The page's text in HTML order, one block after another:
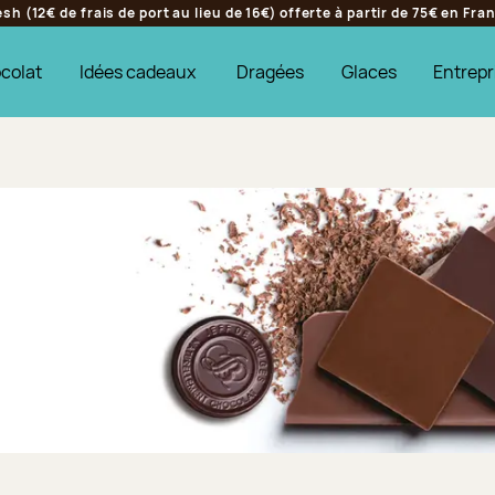
(12€ de frais de port au lieu de 16€) offerte à partir de 75€ en
Idées cadeaux Dragées Glaces